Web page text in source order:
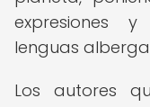
expresiones
lenguas
Los autores